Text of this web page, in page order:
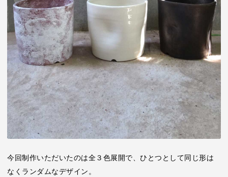
今回制作いただいたのは全３色展開で、ひとつとして同じ形は
なくランダムなデザイン。